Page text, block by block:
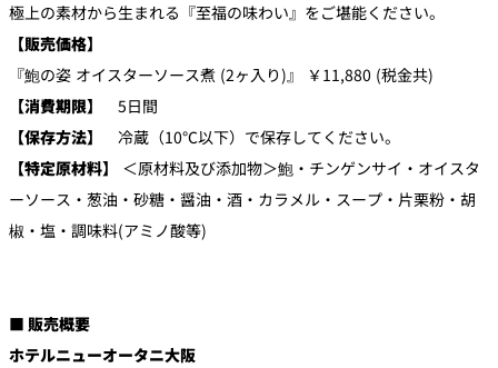
極上の素材から生まれる『至福の味わい』をご堪能ください。
【販売価格】
『鮑の姿 オイスターソース煮 (2ヶ入り)』 ￥11,880 (税金共)
【消費期限】
5日間
【保存方法】
冷蔵（10℃以下）で保存してください。
【特定原材料】
＜原材料及び添加物＞鮑・チンゲンサイ・オイスタ
ーソース・葱油・砂糖・醤油・酒・カラメル・スープ・片栗粉・胡
椒・塩・調味料(アミノ酸等)
■ 販売概要
ホテルニューオータニ大阪